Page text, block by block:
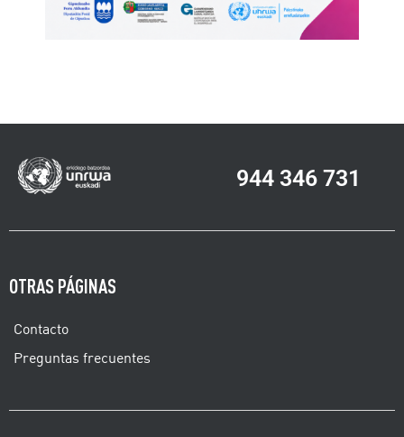
944 346 731
OTRAS PÁGINAS
Contacto
Preguntas frecuentes